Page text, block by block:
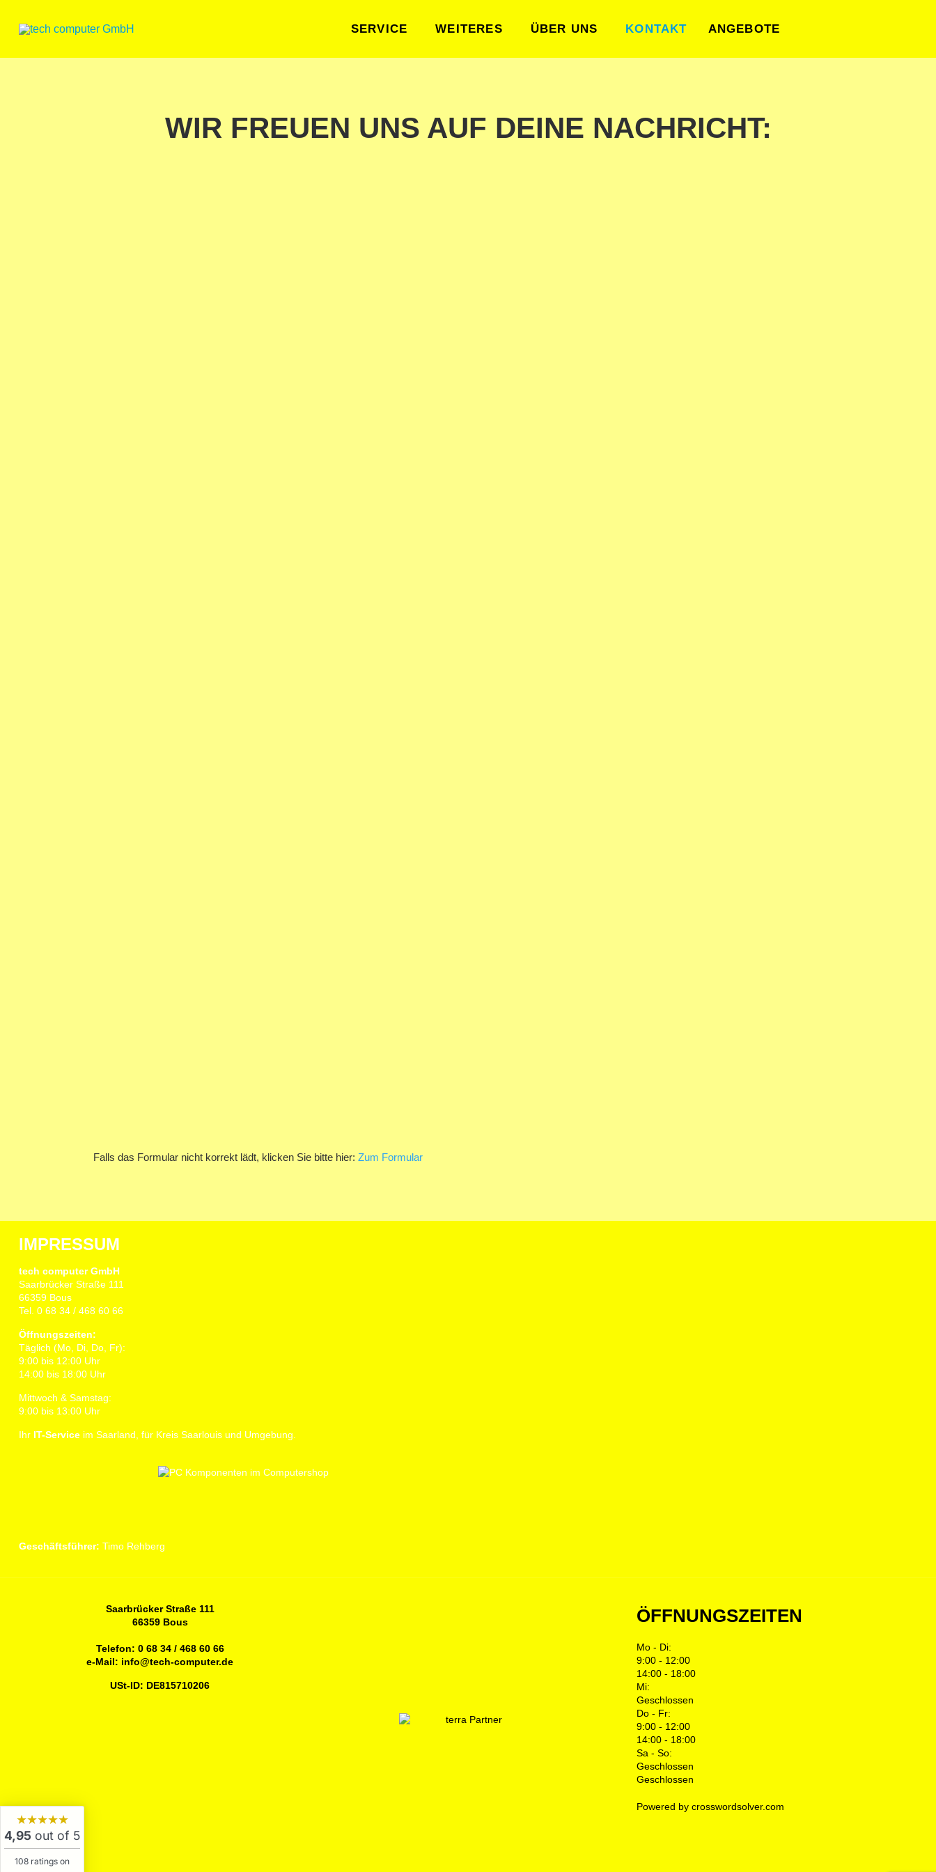
content
SERVICE WEITERES ÜBER UNS KONTAKT ANGEBOTE
WIR FREUEN UNS AUF DEINE NACHRICHT:
Falls das Formular nicht korrekt lädt, klicken Sie bitte hier:Zum Formular
IMPRESSUM
tech computer GmbH
Saarbrücker Straße 111
66359 Bous
Tel. 0 68 34 / 468 60 66
Öffnungszeiten:
Täglich (Mo, Di, Do, Fr):
9:00 bis 12:00 Uhr
14:00 bis 18:00 Uhr
Mittwoch & Samstag:
9:00 bis 13:00 Uhr
Ihr IT-Serviceim Saarland, für Kreis Saarlouis und Umgebung.
Geschäftsführer: Timo Rehberg
Saarbrücker Straße 111
66359 Bous
Telefon: 0 68 34 / 468 60 66
e-Mail: info@tech-computer.de
USt-ID: DE815710206
ÖFFNUNGSZEITEN
Mo - Di:
9:00 - 12:00
14:00 - 18:00
Mi:
Geschlossen
Do - Fr:
9:00 - 12:00
14:00 - 18:00
Sa - So:
Geschlossen
Geschlossen
Powered by crosswordsolver.com
★★★★★
4,95 out of 5
108 ratings on